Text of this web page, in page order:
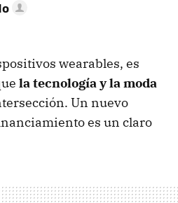
wearables, es
la tecnología y la moda
Un nuevo
es un claro